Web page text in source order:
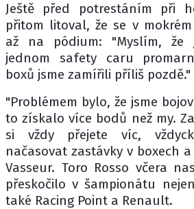
Ještě před potrestáním při
přitom litoval, že se v
až na pódium: "Myslím, že
jednom safety caru
boxů jsme zamířili příliš pozdě."
"Problémem bylo, že jsme
to získalo více bodů než my.
si vždy přejete víc,
načasovat zastávky v boxech
Vasseur. Toro Rosso včera
přeskočilo v šampionátu
také Racing Point a Renault.